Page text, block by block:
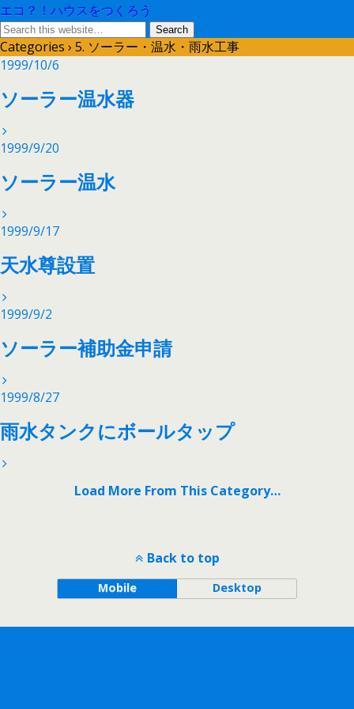
エコ？！ハウスをつくろう
Categories › 5. ソーラー・温水・雨水工事
1999/10/6
ソーラー温水器
1999/9/20
ソーラー温水
1999/9/17
天水尊設置
1999/9/2
ソーラー補助金申請
1999/8/27
雨水タンクにボールタップ
Load More From This Category…
Back to top
Mobile Desktop